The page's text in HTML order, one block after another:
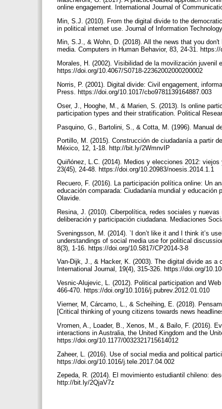
online engagement. International Journal of
Min, S.J. (2010). From the digital divide to the
in political internet use. Journal of Information
Min, S.J., & Wohn, D. (2018). All the news that you
media. Computers in Human Behavior, 83, 24-31.
Morales, H. (2002). Visibilidad de la movilización
https://doi.org/10.4067/S0718-22362002000200002
Norris, P. (2001). Digital divide: Civil engagement,
Press. https://doi.org/10.1017/cbo9781139164887.003
Oser, J., Hooghe, M., & Marien, S. (2013). Is online
participation types and their stratification. Political
Pasquino, G., Bartolini, S., & Cotta, M. (1996). Manual
Portillo, M. (2015). Construcción de ciudadanía a partir
México, 12, 1-18. http://bit.ly/2WmnvIP
Quiñónez, L.C. (2014). Medios y elecciones 2012:
23(45), 24-48. https://doi.org/10.20983/noesis.2014.1.1
Recuero, F. (2016). La participación política online: Un
educación comparada: Ciudadanía mundial y
Olavide.
Resina, J. (2010). Ciberpolítica, redes sociales y
deliberación y participación ciudadana. Mediaciones
Sveningsson, M. (2014). `I don’t like it and I think it’s
understandings of social media use for political
8(3), 1-16. https://doi.org/10.5817/CP2014-3-8
Van-Dijk, J., & Hacker, K. (2003). The digital divide as
International Journal, 19(4), 315-326. https://doi.org/
Vesnic-Alujevic, L. (2012). Political participation and
466-470. https://doi.org/10.1016/j.pubrev.2012.01.010
Vierner, M, Cárcamo, L., & Scheihing, E. (2018).
[Critical thinking of young citizens towards news
Vromen, A., Loader, B., Xenos, M., & Bailo, F. (2016).
interactions in Australia, the United Kingdom and the
https://doi.org/10.1177/0032321715614012
Zaheer, L. (2016). Use of social media and political
https://doi.org/10.1016/j.tele.2017.04.002
Zepeda, R. (2014). El movimiento estudiantil chileno:
http://bit.ly/2QjaV7z